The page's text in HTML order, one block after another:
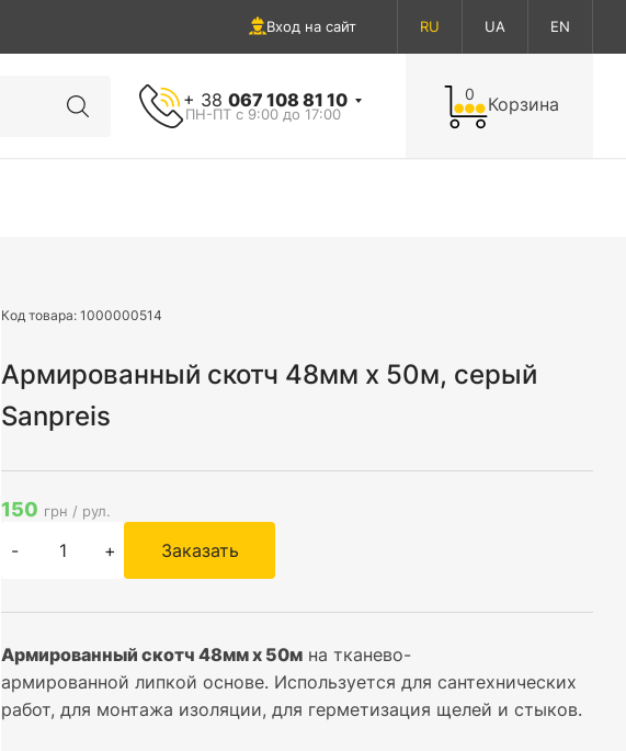
Вход на сайт RU UA EN
+ 38 067 108 81 10
ПН-ПТ с 9:00 до 17:00
0 Корзина
Код товара:1000000514
Армированный скотч 48мм х 50м, серый
Sanpreis
150 грн / рул.
- + Заказать
Армированный скотч 48мм х 50м на тканево-
армированной липкой основе. Используется для сантехнических
работ, для монтажа изоляции, для герметизация щелей и стыков.